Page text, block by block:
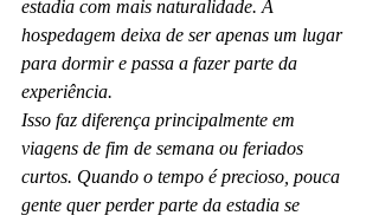
estadia com mais naturalidade. A
hospedagem deixa de ser apenas um lugar
para dormir e passa a fazer parte da
experiência.
Isso faz diferença principalmente em
viagens de fim de semana ou feriados
curtos. Quando o tempo é precioso, pouca
gente quer perder parte da estadia se